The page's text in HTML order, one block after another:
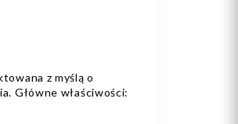
z myślą o
Główne właściwości: